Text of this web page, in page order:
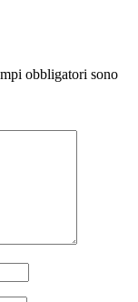
obbligatori sono